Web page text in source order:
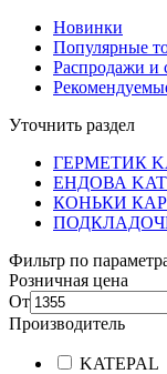
Новинки
Популярные
Распродажи и
Уточнить раздел
ГЕРМЕТИК
ЕНДОВА
КОНЬКИ
Фильтр по
Розничная цена
От
Производитель
KATEPAL